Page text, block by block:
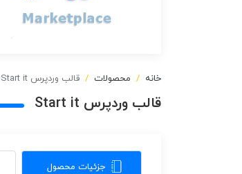
خانه محصولات قالب وردپرس Start it
قالب وردپرس Start it
جزئیات محصول